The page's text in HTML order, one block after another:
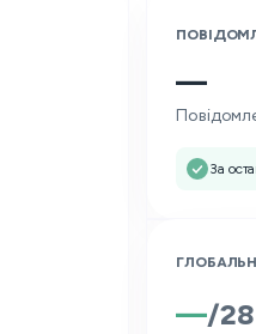
—
За
—/28